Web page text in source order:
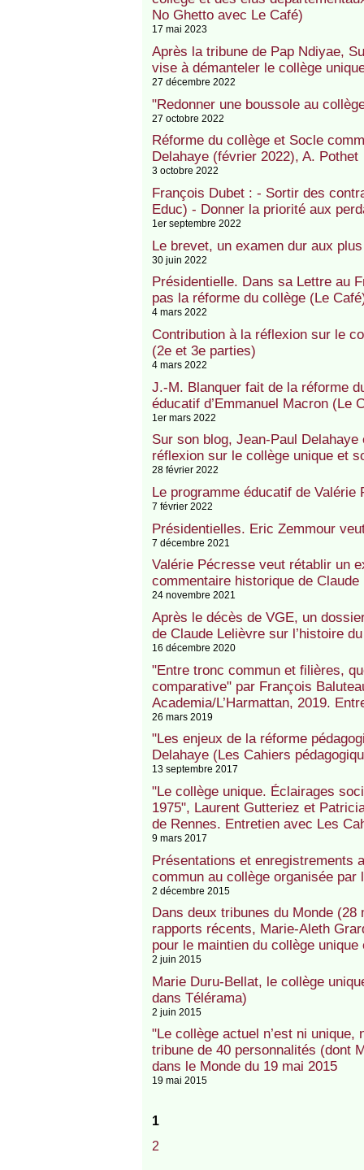
No Ghetto avec Le Café)
17 mai 2023
Après la tribune de Pap Ndiyae,
vise à démanteler le collège
27 décembre 2022
"Redonner une boussole au
27 octobre 2022
Réforme du collège et Socle
Delahaye (février 2022), A. Pothet
3 octobre 2022
François Dubet : - Sortir des
Educ) - Donner la priorité aux
1er septembre 2022
Le brevet, un examen dur aux
30 juin 2022
Présidentielle. Dans sa Lettre au
pas la réforme du collège (Le
4 mars 2022
Contribution à la réflexion sur le
(2e et 3e parties)
4 mars 2022
J.-M. Blanquer fait de la réforme
éducatif d’Emmanuel Macron (Le
1er mars 2022
Sur son blog, Jean-Paul
réflexion sur le collège unique et
28 février 2022
Le programme éducatif de Valérie
7 février 2022
Présidentielles. Eric Zemmour
7 décembre 2021
Valérie Pécresse veut rétablir un
commentaire historique de Claude
24 novembre 2021
Après le décès de VGE, un
de Claude Lelièvre sur l’histoire
16 décembre 2020
"Entre tronc commun et filières,
comparative" par François
Academia/L’Harmattan, 2019.
26 mars 2019
"Les enjeux de la réforme
Delahaye (Les Cahiers
13 septembre 2017
"Le collège unique. Éclairages
1975", Laurent Gutteriez et
de Rennes. Entretien avec Les
9 mars 2017
Présentations et enregistrements
commun au collège organisée par
2 décembre 2015
Dans deux tribunes du Monde
rapports récents, Marie-Aleth
pour le maintien du collège
2 juin 2015
Marie Duru-Bellat, le collège
dans Télérama)
2 juin 2015
"Le collège actuel n’est ni
tribune de 40 personnalités (dont
dans le Monde du 19 mai 2015
19 mai 2015
1
2